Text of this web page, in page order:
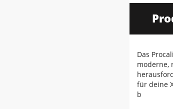
Das
moderne,
für deine
b